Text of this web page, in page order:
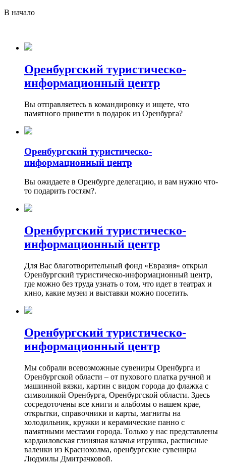
В начало
Оренбургский туристическо-
информационный центр
Вы отправляетесь в командировку и ищете, что
памятного привезти в подарок из Оренбурга?
Оренбургский туристическо-
информационный центр
Вы ожидаете в Оренбурге делегацию, и вам нужно что-
то подарить гостям?.
Оренбургский туристическо-
информационный центр
Для Вас благотворительный фонд «Евразия» открыл
Оренбургский туристическо-информационный центр,
где можно без труда узнать о том, что идет в театрах и
кино, какие музеи и выставки можно посетить.
Оренбургский туристическо-
информационный центр
Мы собрали всевозможные сувениры Оренбурга и
Оренбургской области – от пухового платка ручной и
машинной вязки, картин с видом города до флажка с
символикой Оренбурга, Оренбургской области. Здесь
сосредоточены все книги и альбомы о нашем крае,
открытки, справочники и карты, магниты на
холодильник, кружки и керамические панно с
памятными местами города. Только у нас представлены
кардаиловская глиняная казачья игрушка, расписные
валенки из Краснохолма, оренбургские сувениры
Людмилы Дмитрачковой.